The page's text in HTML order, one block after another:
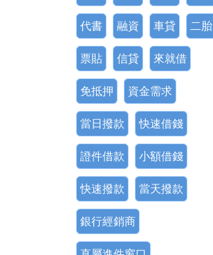
代書 融資 車貸 二胎
票貼 信貸 來就借
免抵押 資金需求
當日撥款 快速借錢
證件借款 小額借錢
快速撥款 當天撥款
銀行經銷商